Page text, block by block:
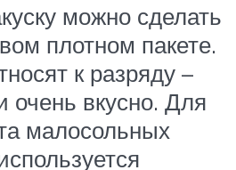
можно сделать
плотном пакете.
к разряду –
очень вкусно. Для
малосольных